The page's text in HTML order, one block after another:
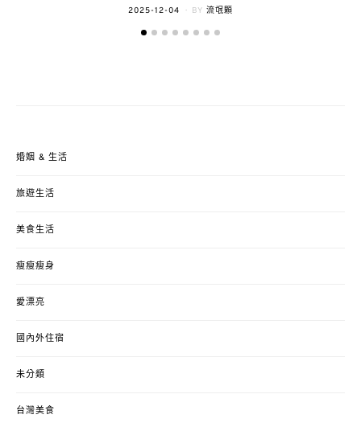
POSTED
2025-12-04 BY 流氓顆
婚姻 & 生活
旅遊生活
美食生活
瘦瘦瘦身
愛漂亮
國內外住宿
未分類
台灣美食